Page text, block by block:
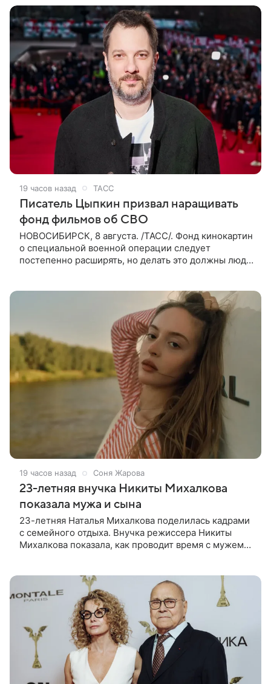
19 часов назад ТАСС
Писатель Цыпкин призвал наращивать
фонд фильмов об СВО
НОВОСИБИРСК, 8 августа. /ТАСС/. Фонд кинокартин
о специальной военной операции следует
постепенно расширять, но делать это должны люди,
19 часов назад Соня Жарова
23-летняя внучка Никиты Михалкова
показала мужа и сына
23-летняя Наталья Михалкова поделилась кадрами
с семейного отдыха. Внучка режиссера Никиты
Михалкова показала, как проводит время с мужем